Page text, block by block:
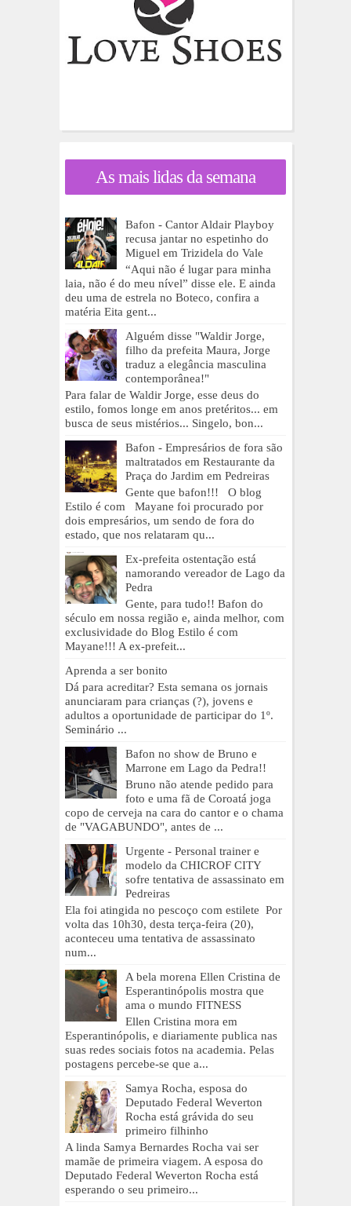
As mais lidas da semana
Bafon - Cantor Aldair Playboy
recusa jantar no espetinho do
Miguel em Trizidela do Vale
“Aqui não é lugar para minha
laia, não é do meu nível” disse ele. E ainda
deu uma de estrela no Boteco, confira a
matéria Eita gent...
Alguém disse "Waldir Jorge,
filho da prefeita Maura, Jorge
traduz a elegância masculina
contemporânea!"
Para falar de Waldir Jorge, esse deus do
estilo, fomos longe em anos pretéritos... em
busca de seus mistérios... Singelo, bon...
Bafon - Empresários de fora são
maltratados em Restaurante da
Praça do Jardim em Pedreiras
Gente que bafon!!! O blog
Estilo é com Mayane foi procurado por
dois empresários, um sendo de fora do
estado, que nos relataram qu...
Ex-prefeita ostentação está
namorando vereador de Lago da
Pedra
Gente, para tudo!! Bafon do
século em nossa região e, ainda melhor, com
exclusividade do Blog Estilo é com
Mayane!!! A ex-prefeit...
Aprenda a ser bonito
Dá para acreditar? Esta semana os jornais
anunciaram para crianças (?), jovens e
adultos a oportunidade de participar do 1º.
Seminário ...
Bafon no show de Bruno e
Marrone em Lago da Pedra!!
Bruno não atende pedido para
foto e uma fã de Coroatá joga
copo de cerveja na cara do cantor e o chama
de "VAGABUNDO", antes de ...
Urgente - Personal trainer e
modelo da CHICROF CITY
sofre tentativa de assassinato em
Pedreiras
Ela foi atingida no pescoço com estilete Por
volta das 10h30, desta terça-feira (20),
aconteceu uma tentativa de assassinato
num...
A bela morena Ellen Cristina de
Esperantinópolis mostra que
ama o mundo FITNESS
Ellen Cristina mora em
Esperantinópolis, e diariamente publica nas
suas redes sociais fotos na academia. Pelas
postagens percebe-se que a...
Samya Rocha, esposa do
Deputado Federal Weverton
Rocha está grávida do seu
primeiro filhinho
A linda Samya Bernardes Rocha vai ser
mamãe de primeira viagem. A esposa do
Deputado Federal Weverton Rocha está
esperando o seu primeiro...